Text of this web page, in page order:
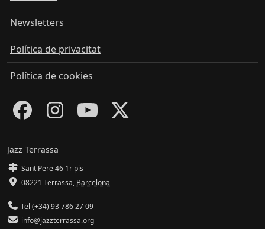
Newsletters
Política de privacitat
Política de cookies
Jazz Terrassa
Sant Pere 46 1r pis
08221 Terrassa, Barcelona
Tel (+34) 93 786 27 09
info@jazzterrassa.org